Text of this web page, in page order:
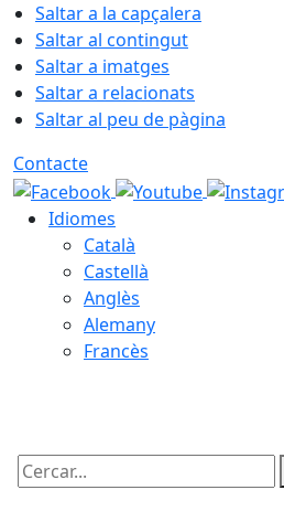
Saltar a la capçalera
Saltar al contingut
Saltar a imatges
Saltar a relacionats
Saltar al peu de pàgina
Contacte
Idiomes
Català
Castellà
Anglès
Alemany
Francès
Cercar: